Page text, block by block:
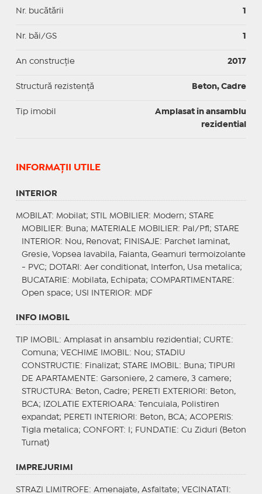
Nr. bucătării 1
Nr. băi/GS 1
An construcție 2017
Structură rezistență Beton, Cadre
Tip imobil
Amplasat in ansamblu
rezidential
INFORMAŢII UTILE
INTERIOR
MOBILAT : Mobilat; STIL MOBILIER: Modern; STARE
MOBILIER: Buna; MATERIALE MOBILIER: Pal/Pfl; STARE
INTERIOR: Nou, Renovat; FINISAJE : Parchet laminat,
Gresie, Vopsea lavabila, Faianta, Geamuri termoizolante
- PVC;
DOTARI : Aer conditionat, Interfon, Usa metalica;
BUCATARIE : Mobilata, Echipata; COMPARTIMENTARE :
Open space; USI INTERIOR: MDF
INFO IMOBIL
TIP IMOBIL : Amplasat in ansamblu rezidential; CURTE :
Comuna; VECHIME IMOBIL : Nou; STADIU
CONSTRUCTIE : Finalizat; STARE IMOBIL : Buna;
TIPURI
DE APARTAMENTE : Garsoniere, 2 camere, 3 camere;
STRUCTURA: Beton, Cadre; PERETI EXTERIORI : Beton,
BCA;
IZOLATIE EXTERIOARA: Tencuiala, Polistiren
expandat; PERETI INTERIORI : Beton, BCA; ACOPERIS:
Tigla metalica; CONFORT : I; FUNDATIE : Cu Ziduri (Beton
Turnat)
IMPREJURIMI
STRAZI LIMITROFE : Amenajate, Asfaltate; VECINATATI :